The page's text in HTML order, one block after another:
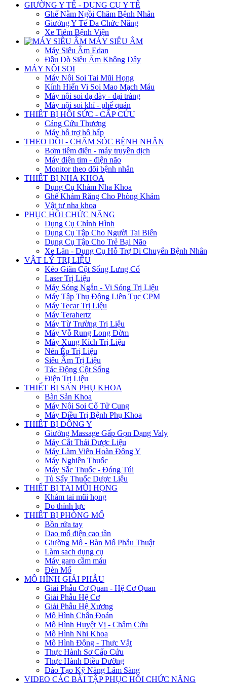
GIƯỜNG Y TẾ - DỤNG CỤ Y TẾ
Ghế Nằm Ngồi Chăm Bệnh Nhân
Giường Y Tế Đa Chức Năng
Xe Tiêm Bệnh Viện
MÁY SIÊU ÂM
Máy Siêu Âm Edan
Đầu Dò Siêu Âm Không Dây
MÁY NỘI SOI
Máy Nội Soi Tai Mũi Họng
Kính Hiển Vi Soi Mao Mạch Máu
Máy nội soi dạ dày - đại tràng
Máy nội soi khí - phế quản
THIẾT BỊ HỒI SỨC - CẤP CỨU
Cáng Cứu Thương
Máy hỗ trợ hô hấp
THEO DÕI - CHĂM SÓC BỆNH NHÂN
Bơm tiêm điện - máy truyền dịch
Máy điện tim - điện não
Monitor theo dõi bệnh nhân
THIẾT BỊ NHA KHOA
Dụng Cụ Khám Nha Khoa
Ghế Khám Răng Cho Phòng Khám
Vật tư nha khoa
PHỤC HỒI CHỨC NĂNG
Dụng Cụ Chỉnh Hình
Dụng Cụ Tập Cho Người Tai Biến
Dụng Cụ Tập Cho Trẻ Bại Não
Xe Lăn - Dụng Cụ Hỗ Trợ Di Chuyển Bệnh Nhân
VẬT LÝ TRỊ LIỆU
Kéo Giãn Cột Sống Lưng Cổ
Laser Trị Liệu
Máy Sóng Ngắn - Vi Sóng Trị Liệu
Máy Tập Thụ Động Liên Tục CPM
Máy Tecar Trị Liệu
Máy Terahertz
Máy Từ Trường Trị Liệu
Máy Vỗ Rung Long Đờm
Máy Xung Kích Trị Liệu
Nén Ép Trị Liệu
Siêu Âm Trị Liệu
Tác Động Cột Sống
Điện Trị Liệu
THIẾT BỊ SẢN PHỤ KHOA
Bàn Sản Khoa
Máy Nội Soi Cổ Tử Cung
Máy Điều Trị Bệnh Phụ Khoa
THIẾT BỊ ĐÔNG Y
Giường Massage Gấp Gọn Dạng Valy
Máy Cắt Thái Dược Liệu
Máy Làm Viên Hoàn Đông Y
Máy Nghiền Thuốc
Máy Sắc Thuốc - Đóng Túi
Tủ Sấy Thuốc Dược Liệu
THIẾT BỊ TAI MŨI HỌNG
Khám tai mũi họng
Đo thính lực
THIẾT BỊ PHÒNG MỔ
Bồn rửa tay
Dao mổ điện cao tần
Giường Mổ - Bàn Mổ Phẫu Thuật
Làm sạch dụng cụ
Máy garo cầm máu
Đèn Mổ
MÔ HÌNH GIẢI PHẪU
Giải Phẫu Cơ Quan - Hệ Cơ Quan
Giải Phẫu Hệ Cơ
Giải Phẫu Hệ Xương
Mô Hình Chẩn Đoán
Mô Hình Huyệt Vị - Châm Cứu
Mô Hình Nhi Khoa
Mô Hình Động - Thực Vật
Thực Hành Sơ Cấp Cứu
Thực Hành Điều Dưỡng
Đào Tạo Kỹ Năng Lâm Sàng
VIDEO CÁC BÀI TẬP PHỤC HỒI CHỨC NĂNG